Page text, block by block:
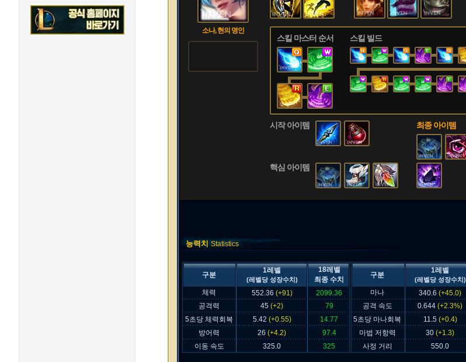
소나, 현의 명인
스킬 마스터 순서 스킬 빌드
시작 아이템
핵심 아이템
최종 아이템
능력치 Statistics
구분
1레벨
(레벨당 성장수치)
18레벨
최종 수치
구분
1레벨
(레벨당 성장수치)
체력
552.36 (+91) 2099.36 마나 340.6 (+45.0)
공격력
45 (+2) 79 공격 속도 0.644 (+2.3%)
5초당 체력회복
5.42 (+0.55) 14.77 5초당 마나회복 11.5 (+0.4)
방어력
26 (+4.2) 97.4 마법 저항력 30 (+1.3)
이동 속도
325.0 325 사정 거리 550.0